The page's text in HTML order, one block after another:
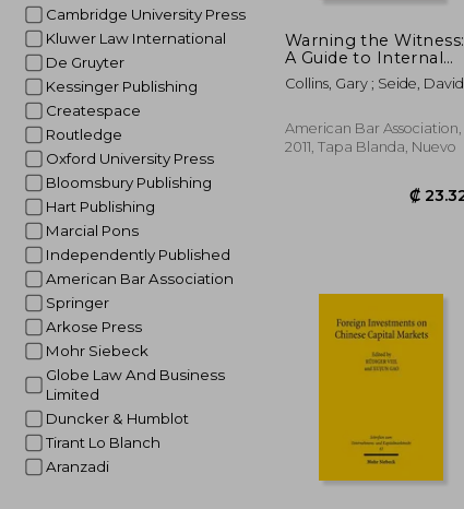
Cambridge University Press
Kluwer Law International
De Gruyter
Kessinger Publishing
Createspace
Routledge
Oxford University Press
Bloomsbury Publishing
Hart Publishing
Marcial Pons
Independently Published
American Bar Association
Springer
Arkose Press
Mohr Siebeck
Globe Law And Business
Limited
Duncker & Humblot
Tirant Lo Blanch
Aranzadi
Warning the Witness:
A Guide to Internal
Investigations and the
Attorney-Client
Collins, Gary ; Seide, David
American Bar Association,
2011, Tapa Blanda, Nuevo